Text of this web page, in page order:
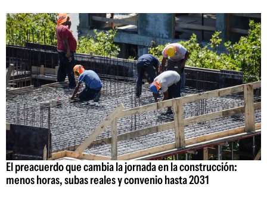
El preacuerdo que cambia la jornada en la construcción:
menos horas, subas reales y convenio hasta 2031